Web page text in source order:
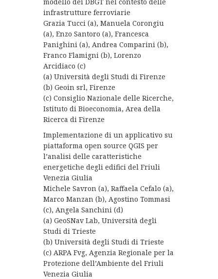
infrastrutture ferroviarie
Grazia Tucci (a), Manuela Corongiu
(a), Enzo Santoro (a), Francesca
Panighini (a), Andrea Comparini (b),
Franco Flamigni (b), Lorenzo
Arcidiaco (c)
(a) Università degli Studi di Firenze
(b) Geoin srl, Firenze
(c) Consiglio Nazionale delle Ricerche,
Istituto di Bioeconomia, Area della
Ricerca di Firenze
Implementazione di un applicativo su
piattaforma open source QGIS per
l’analisi delle caratteristiche
energetiche degli edifici del Friuli
Venezia Giulia
Michele Savron (a), Raffaela Cefalo (a),
Marco Manzan (b), Agostino Tommasi
(c), Angela Sanchini (d)
(a) GeoSNav Lab, Università degli
Studi di Trieste
(b) Università degli Studi di Trieste
(c) ARPA Fvg, Agenzia Regionale per la
Protezione dell’Ambiente del Friuli
Venezia Giulia